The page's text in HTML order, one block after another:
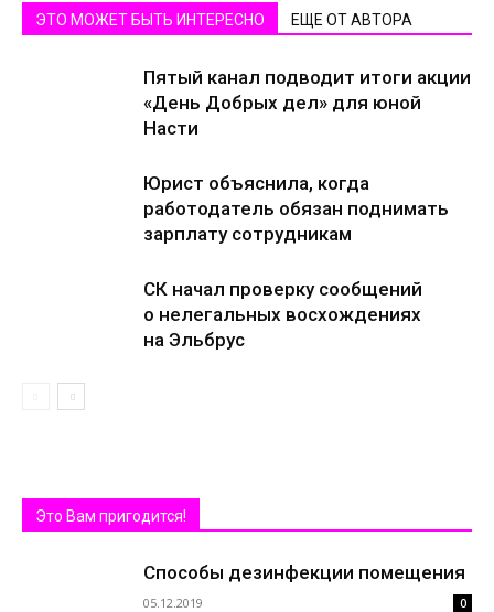
ЭТО МОЖЕТ БЫТЬ ИНТЕРЕСНО ЕЩЕ ОТ АВТОРА
Пятый канал подводит итоги акции
«День Добрых дел» для юной
Насти
Юрист объяснила, когда
работодатель обязан поднимать
зарплату сотрудникам
СК начал проверку сообщений
о нелегальных восхождениях
на Эльбрус
Это Вам пригодится!
Способы дезинфекции помещения
05.12.2019 0